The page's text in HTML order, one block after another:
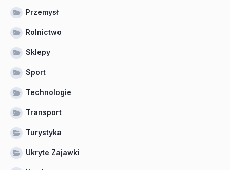
Przemysł
Rolnictwo
Sklepy
Sport
Technologie
Transport
Turystyka
Ukryte Zajawki